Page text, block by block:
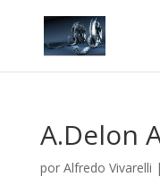
A.Delon
por Alfredo Vivarelli |